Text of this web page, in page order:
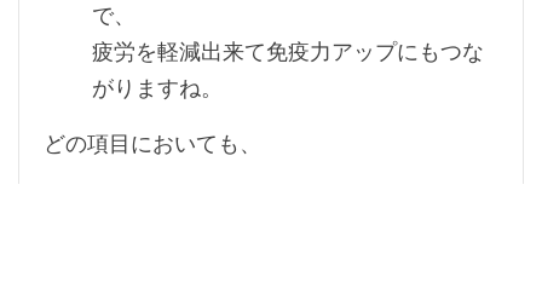
で、
疲労を軽減出来て免疫力アップにもつな
がりますね。
どの項目においても、